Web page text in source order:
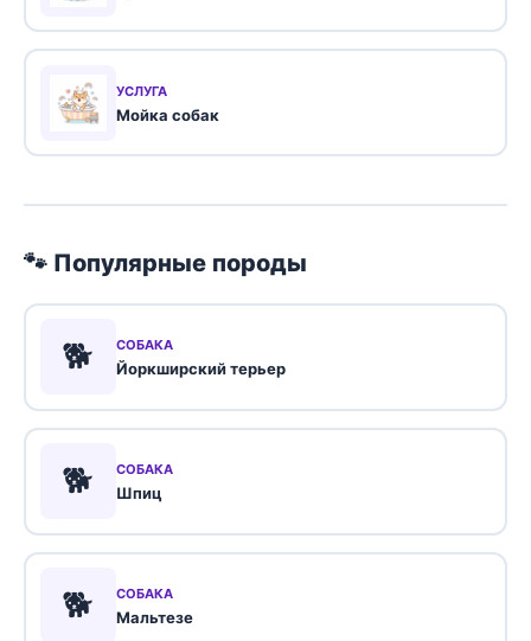
УСЛУГА
Мойка собак
🐾 Популярные породы
🐕 СОБАКА
Йоркширский терьер
🐕 СОБАКА
Шпиц
🐕 СОБАКА
Мальтезе